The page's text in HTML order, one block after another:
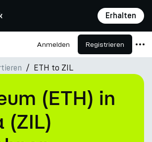
Erhalten
Anmelden Registrieren
ETH to ZIL
(ETH) in
(ZIL)